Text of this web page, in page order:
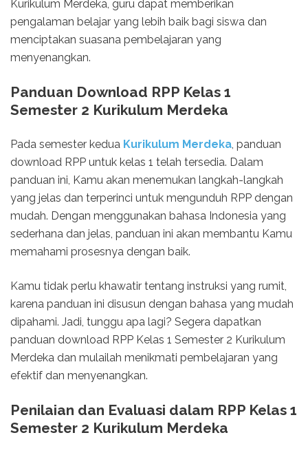
Kurikulum Merdeka, guru dapat memberikan
pengalaman belajar yang lebih baik bagi siswa dan
menciptakan suasana pembelajaran yang
menyenangkan.
Panduan Download RPP Kelas 1
Semester 2 Kurikulum Merdeka
Pada semester kedua Kurikulum Merdeka, panduan
download RPP untuk kelas 1 telah tersedia. Dalam
panduan ini, Kamu akan menemukan langkah-langkah
yang jelas dan terperinci untuk mengunduh RPP dengan
mudah. Dengan menggunakan bahasa Indonesia yang
sederhana dan jelas, panduan ini akan membantu Kamu
memahami prosesnya dengan baik.
Kamu tidak perlu khawatir tentang instruksi yang rumit,
karena panduan ini disusun dengan bahasa yang mudah
dipahami. Jadi, tunggu apa lagi? Segera dapatkan
panduan download RPP Kelas 1 Semester 2 Kurikulum
Merdeka dan mulailah menikmati pembelajaran yang
efektif dan menyenangkan.
Penilaian dan Evaluasi dalam RPP Kelas 1
Semester 2 Kurikulum Merdeka